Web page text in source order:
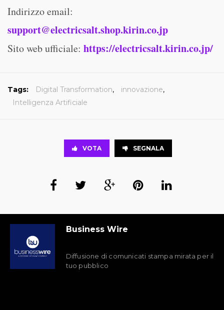
Indirizzo email:
support@electricsalt.shop.kirin.co.jp
Sito web ufficiale: https://electricsalt.kirin.co.jp/
Tags: Digital Transformation, innovazione,
Intelligenza Artificiale
VOTA SEGNALA
Business Wire
Diffusione di comunicati stampa mirata per il
tuo pubblico